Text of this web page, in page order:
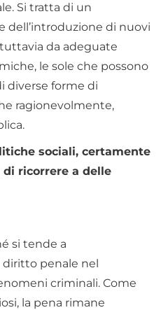
Si tratta di un
dell’introduzione di nuovi
da adeguate
le sole che possono
diverse forme di
ragionevolmente,
sociali, certamente
ricorrere a delle
si tende a
diritto penale nel
criminali. Come
la pena rimane